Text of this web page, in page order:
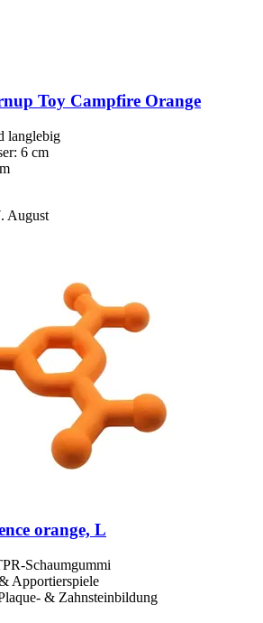
Toy Campfire Orange
langlebig
6 cm
August
orange, L
Schaumgummi
Apportierspiele
& Zahnsteinbildung